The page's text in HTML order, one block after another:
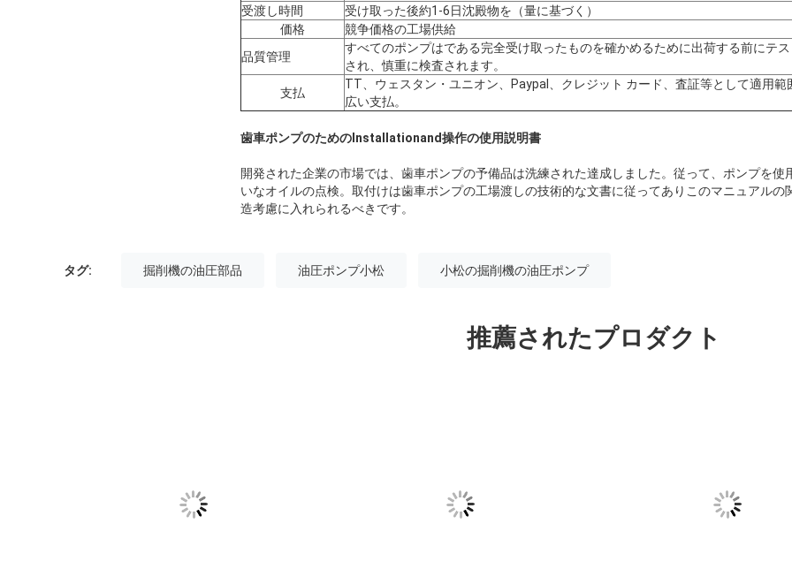
受渡し時間
受け取った後約1-6日沈殿物を（量に基づく）
価格
競争価格の工場供給
品質管理
すべてのポンプはである完全受け取ったものを確かめるために出荷する前にテ
され、慎重に検査されます。
支払
TT、ウェスタン・ユニオン、Paypal、クレジット カード、査証等として適用範
広い支払。
歯車ポンプのためのInstallationand操作の使用説明書
開発された企業の市場では、歯車ポンプの予備品は洗練された達成しました。従って、ポンプを使
いなオイルの点検。取付けは歯車ポンプの工場渡しの技術的な文書に従ってありこのマニュアルの
造考慮に入れられるべきです。
タグ: 掘削機の油圧部品 油圧ポンプ小松 小松の掘削機の油圧ポンプ
推薦されたプロダクト